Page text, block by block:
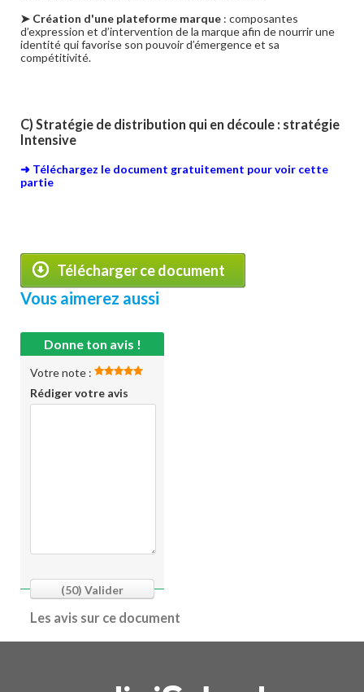
➤ Création d'une plateforme marque : composantes
d’expression et d’intervention de la marque afin de nourrir une
identité qui favorise son pouvoir d’émergence et sa
compétitivité.
C) Stratégie de distribution qui en découle : stratégie
Intensive
➜ Téléchargez le document gratuitement pour voir cette
partie
Télécharger ce document
Vous aimerez aussi
Donne ton avis !
Votre note :
Rédiger votre avis
(50) Valider
Les avis sur ce document